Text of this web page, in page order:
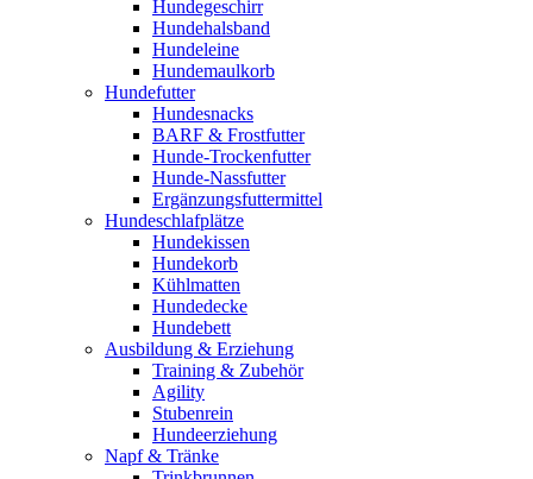
Hundegeschirr
Hundehalsband
Hundeleine
Hundemaulkorb
Hundefutter
Hundesnacks
BARF & Frostfutter
Hunde-Trockenfutter
Hunde-Nassfutter
Ergänzungsfuttermittel
Hundeschlafplätze
Hundekissen
Hundekorb
Kühlmatten
Hundedecke
Hundebett
Ausbildung & Erziehung
Training & Zubehör
Agility
Stubenrein
Hundeerziehung
Napf & Tränke